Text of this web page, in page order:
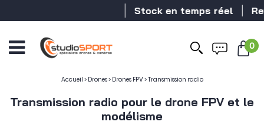
Stock en temps réel
0
Accueil > Drones> Drones FPV>Transmission radio
Transmission radio pour le drone FPV et le
modélisme